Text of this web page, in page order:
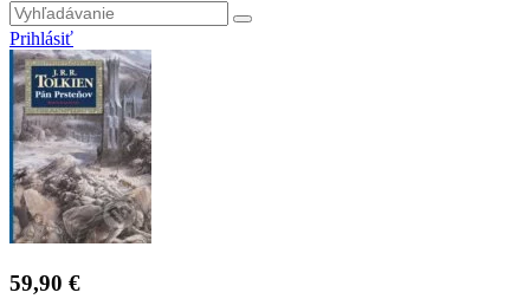
Prihlásiť
59,90 €